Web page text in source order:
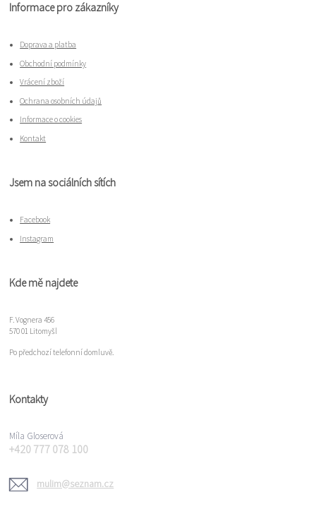
Informace pro zákazníky
Doprava a platba
Obchodní podmínky
Vrácení zboží
Ochrana osobních údajů
Informace o cookies
Kontakt
Jsem na sociálních sítích
Facebook
Instagram
Kde mě najdete
F. Vognera 456
570 01 Litomyšl
Po předchozí telefonní domluvě.
Kontakty
Míla Gloserová
+420 777 078 100
mulim@seznam.cz